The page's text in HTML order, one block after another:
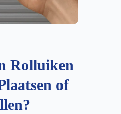
Rolluiken
of